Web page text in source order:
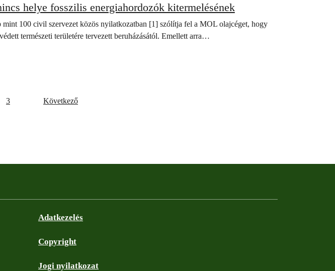
helye fosszilis energiahordozók kitermelésének
100 civil szervezet közös nyilatkozatban [1] szólítja fel a MOL olajcéget, hogy
természeti területére tervezett beruházásától. Emellett arra…
3 Következő
Adatkezelés
Copyright
Jogi nyilatkozat